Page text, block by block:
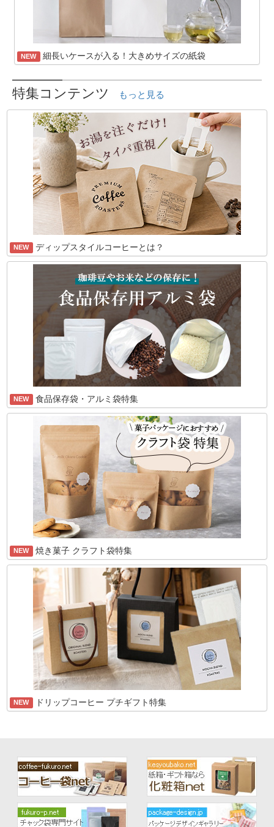
NEW 細長いケースが入る！大きめサイズの紙袋
特集コンテンツ もっと見る
NEW ディップスタイルコーヒーとは？
NEW 食品保存袋・アルミ袋特集
NEW 焼き菓子 クラフト袋特集
NEW ドリップコーヒー プチギフト特集